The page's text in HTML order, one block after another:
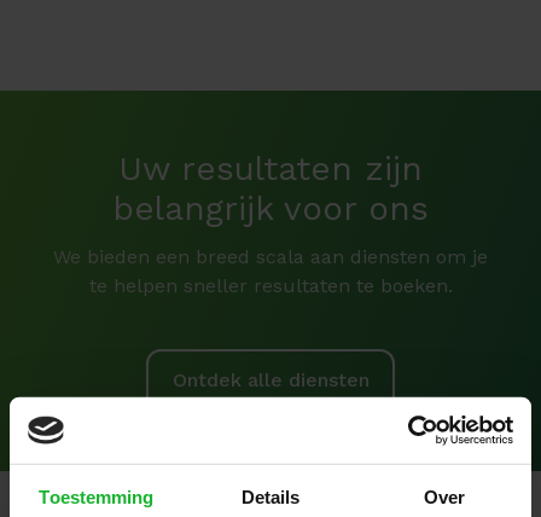
Toestemming Details Over
Uw resultaten zijn
belangrijk voor ons
We bieden een breed scala aan diensten om je
te helpen sneller resultaten te boeken.
Ontdek alle diensten